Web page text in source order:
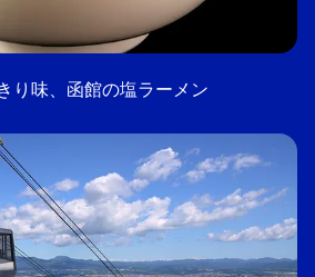
り味、函館の塩ラーメン